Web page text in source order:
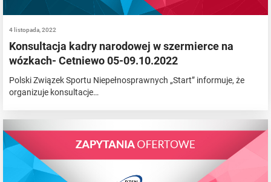
4 listopada, 2022
Konsultacja kadry narodowej w szermierce na
wózkach- Cetniewo 05-09.10.2022
Polski Związek Sportu Niepełnosprawnych „Start” informuje, że
organizuje konsultacje…